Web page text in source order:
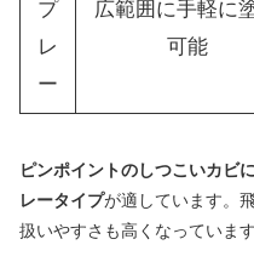
プ
レ
ー
広範囲に手軽に
可能
ピンポイントのしつこいカビ
レータイプが適しています。
扱いやすさも高くなっています